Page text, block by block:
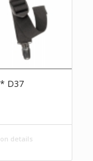
D37
details